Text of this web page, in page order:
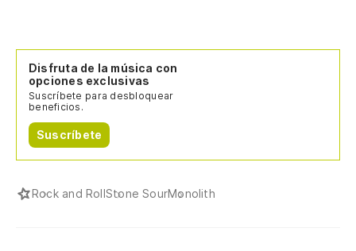
Disfruta de la música con
opciones exclusivas
Suscríbete para desbloquear
beneficios.
Suscríbete
Rock and RollStone SourMonolith